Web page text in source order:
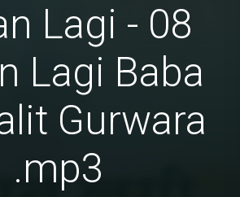
Lagi
Lagi Baba
Gurwara
.mp3